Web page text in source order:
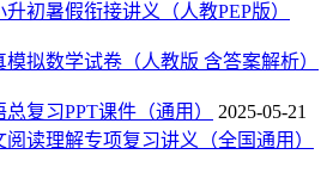
初暑假衔接讲义（人教PEP版）
模拟数学试卷（人教版 含答案解析）
复习PPT课件（通用）
2025-05-21
阅读理解专项复习讲义（全国通用）